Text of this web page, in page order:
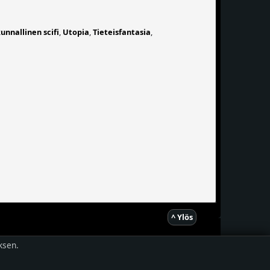
scifi, Utopia,Tieteisfantasia,
^ Ylös